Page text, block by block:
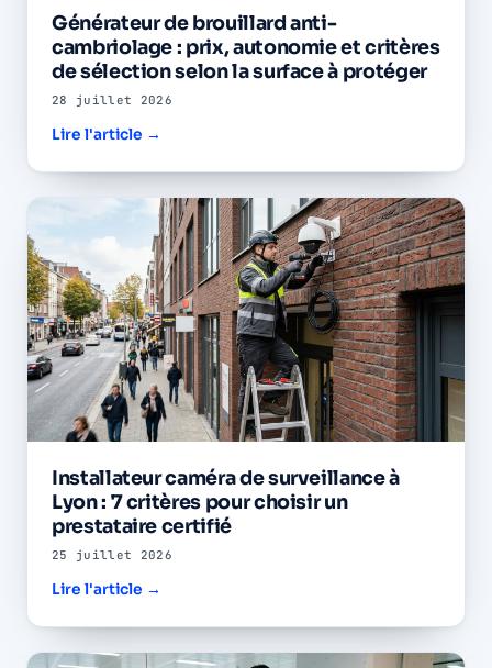
Générateur de brouillard anti-
cambriolage : prix, autonomie et critères
de sélection selon la surface à protéger
28 juillet 2026
Lire l'article →
Installateur caméra de surveillance à
Lyon : 7 critères pour choisir un
prestataire certifié
25 juillet 2026
Lire l'article →